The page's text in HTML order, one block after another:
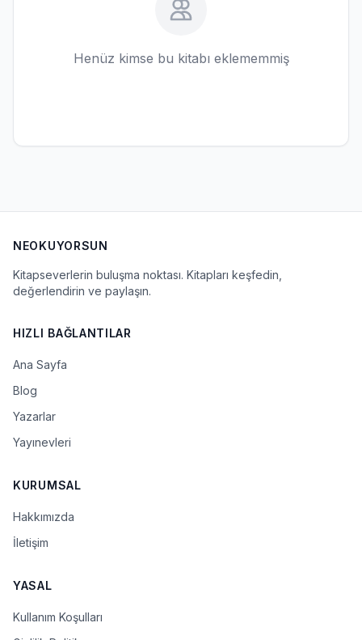
Henüz kimse bu kitabı eklememmiş
NEOKUYORSUN
Kitapseverlerin buluşma noktası. Kitapları keşfedin,
değerlendirin ve paylaşın.
HIZLI BAĞLANTILAR
Ana Sayfa
Blog
Yazarlar
Yayınevleri
KURUMSAL
Hakkımızda
İletişim
YASAL
Kullanım Koşulları